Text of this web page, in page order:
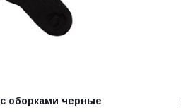
оборками черные